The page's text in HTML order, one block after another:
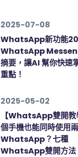
2025-07-08
WhatsApp新功能
WhatsApp
摘要，讓AI 幫你快速
重點！
2025-05-02
【WhatsApp雙開教
個手機也能同時使用
WhatsApp？七種
WhatsApp雙開方法